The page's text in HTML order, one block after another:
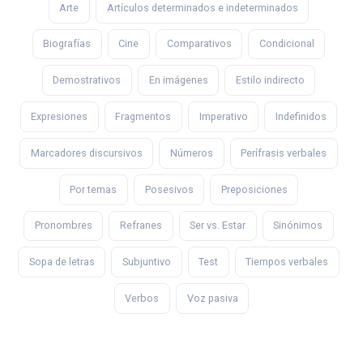
Arte Artículos determinados e indeterminados
Biografías Cine Comparativos Condicional
Demostrativos En imágenes Estilo indirecto
Expresiones Fragmentos Imperativo Indefinidos
Marcadores discursivos Números Perífrasis verbales
Por temas Posesivos Preposiciones
Pronombres Refranes Ser vs. Estar Sinónimos
Sopa de letras Subjuntivo Test Tiempos verbales
Verbos Voz pasiva